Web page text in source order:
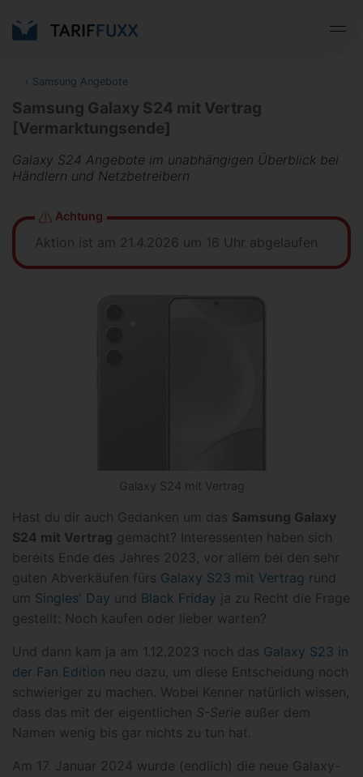
‹ Samsung Angebote
Samsung Galaxy S24 mit Vertrag
[Vermarktungsende]
Galaxy S24 Angebote im unabhängigen Überblick bei
Händlern und Netzbetreibern
Achtung
Aktion ist am 21.4.2026 um 16 Uhr abgelaufen
Galaxy S24 mit Vertrag
Hast du dir auch Gedanken um das Samsung Galaxy
S24 mit Vertrag gemacht? Interessenten haben sich
bereits Ende des Jahres 2023, vor allem bei den sehr
guten Abverkäufen fürs Galaxy S23 mit Vertrag rund
um Singles' Day und Black Friday ja zu Recht die Frage
gestellt: Noch kaufen oder lieber warten?
Und dann kam ja am 1.12.2023 noch das Galaxy S23 in
der Fan Edition neu dazu, um diese Entscheidung noch
schwieriger zu machen. Wobei Kenner natürlich wissen,
dass das mit der eigentlichen S-Serie außer dem
Namen wenig bis gar nichts zu tun hat.
Am 17. Januar 2024 wurde (endlich) die neue Galaxy-